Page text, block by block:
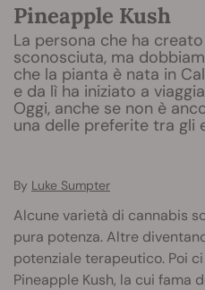
Pineapple Kush
La persona che ha
sconosciuta, ma
che la pianta è nata in
e da lì ha iniziato a
Oggi, anche se non è
una delle preferite tra gli
By Luke Sumpter
Alcune varietà di cannabis
pura potenza. Altre
potenziale terapeutico. Poi
Pineapple Kush, la cui fama